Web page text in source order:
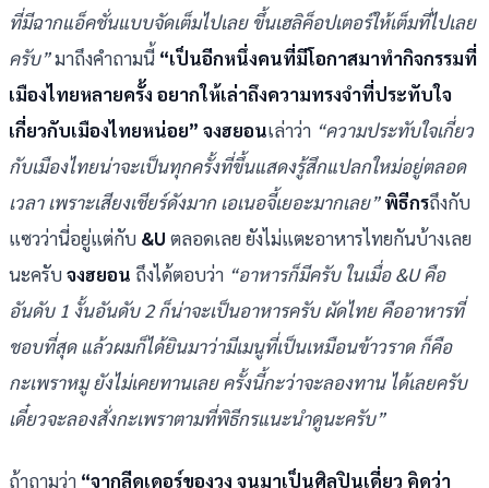
ที่มีฉากแอ็คชั่นแบบจัดเต็มไปเลย ขึ้นเฮลิค็อปเตอร์ให้เต็มที่ไปเลย
ครับ”มาถึงคำถามนี้ “เป็นอีกหนึ่งคนที่มีโอกาสมาทำกิจกรรมที่
เมืองไทยหลายครั้ง อยากให้เล่าถึงความทรงจำที่ประทับใจ
เกี่ยวกับเมืองไทยหน่อย” จงฮยอนเล่าว่า “ความประทับใจเกี่ยว
กับเมืองไทยน่าจะเป็นทุกครั้งที่ขึ้นแสดงรู้สึกแปลกใหม่อยู่ตลอด
เวลา เพราะเสียงเชียร์ดังมาก เอเนอจี้เยอะมากเลย” พิธีกรถึงกับ
แซวว่านี่อยู่แต่กับ &U ตลอดเลย ยังไม่แตะอาหารไทยกันบ้างเลย
นะครับ จงฮยอน ถึงได้ตอบว่า “อาหารก็มีครับ ในเมื่อ &U คือ
อันดับ 1 งั้นอันดับ 2 ก็น่าจะเป็นอาหารครับ ผัดไทย คืออาหารที่
ชอบที่สุด แล้วผมก็ได้ยินมาว่ามีเมนูที่เป็นเหมือนข้าวราด ก็คือ
กะเพราหมู ยังไม่เคยทานเลย ครั้งนี้กะว่าจะลองทาน ได้เลยครับ
เดี๋ยวจะลองสั่งกะเพราตามที่พิธีกรแนะนำดูนะครับ”
ถ้าถามว่า “จากลีดเดอร์ของวง จนมาเป็นศิลปินเดี่ยว คิดว่า